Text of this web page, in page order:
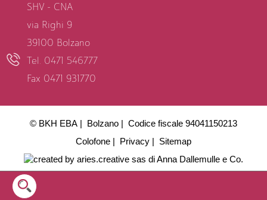
SHV - CNA
via Righi 9
39100 Bolzano
Tel. 0471 546777
Fax 0471 931770
© BKH EBA Bolzano
Codice fiscale 94041150213
Colofone
Privacy Sitemap